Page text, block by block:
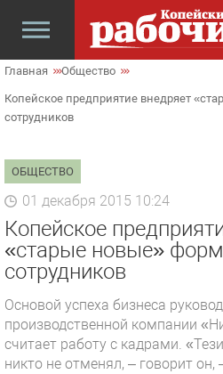
Главная Общество
Копейское предприятие внедряет
сотрудников
ОБЩЕСТВО
01 декабря 2015 10:24
Копейское
«старые новые»
сотрудников
Основой успеха бизнеса
производственной компании
считает работу с кадрами.
никто не отменял, – говорит